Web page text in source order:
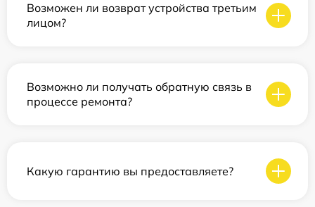
Возможен ли возврат устройства третьим
лицом?
Возможно ли получать обратную связь в
процессе ремонта?
Какую гарантию вы предоставляете?